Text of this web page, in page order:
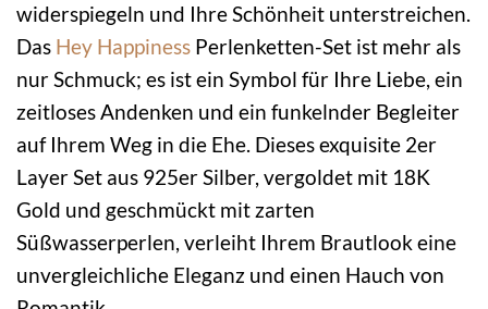
widerspiegeln und Ihre Schönheit unterstreichen.
Das Hey Happiness Perlenketten-Set ist mehr als
nur Schmuck; es ist ein Symbol für Ihre Liebe, ein
zeitloses Andenken und ein funkelnder Begleiter
auf Ihrem Weg in die Ehe. Dieses exquisite 2er
Layer Set aus 925er Silber, vergoldet mit 18K
Gold und geschmückt mit zarten
Süßwasserperlen, verleiht Ihrem Brautlook eine
unvergleichliche Eleganz und einen Hauch von